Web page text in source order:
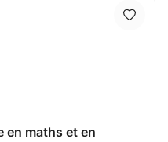
en maths et en